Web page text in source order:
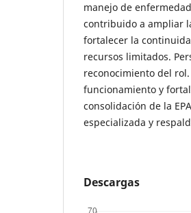
manejo de
contribuido a ampliar
fortalecer la
recursos limitados.
reconocimiento del rol.
funcionamiento y
consolidación de la
especializada y
Descargas